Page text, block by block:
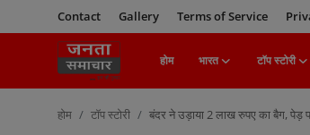
Contact Gallery Terms of Service
होम भारत टॉप स्टोरी
होम टॉप स्टोरी बंदर ने उड़ाया 2 लाख रुपए का बैग, पेड़